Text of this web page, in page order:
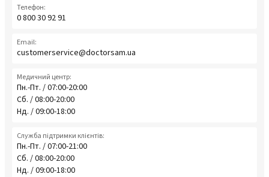
Телефон:
0 800 30 92 91
Email:
customerservice@doctorsam.ua
Медичний центр:
Пн.-Пт. / 07:00-20:00
Сб. / 08:00-20:00
Нд. / 09:00-18:00
Служба підтримки клієнтів:
Пн.-Пт. / 07:00-21:00
Сб. / 08:00-20:00
Нд. / 09:00-18:00